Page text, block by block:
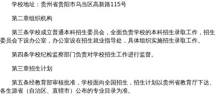
学校地址：贵州省贵阳市乌当区高新路115号
第二章组织机构
第三条学校成立普通本科招生委员会，全面负责学校的本科招生录取工作，招生
委员会下设办公室，办公室设在招生就业指导处，具体组织实施招生录取工作。
第四条学校纪检监察部门负责对学校招生工作进行监督。
第三章招生计划
第五条经教育部审核批准，学校面向全国招生，招生计划以贵州省教育厅下达、
各生源省（自治区、直辖市）公布的专业目录为准。